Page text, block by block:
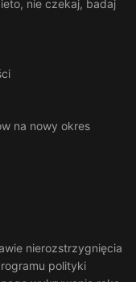
nie czekaj, badaj
na nowy okres
nierozstrzygnięcia
polityki